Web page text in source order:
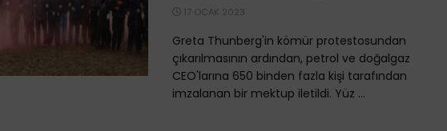
17 OCAK 2023
Greta Thunberg'in kömür protestosundan
çıkarılmasının ardından, petrol ve doğalgaz
CEO'larına 650 binden fazla kişi tarafından
imzalanan bir mektup iletildi. Yüz ...